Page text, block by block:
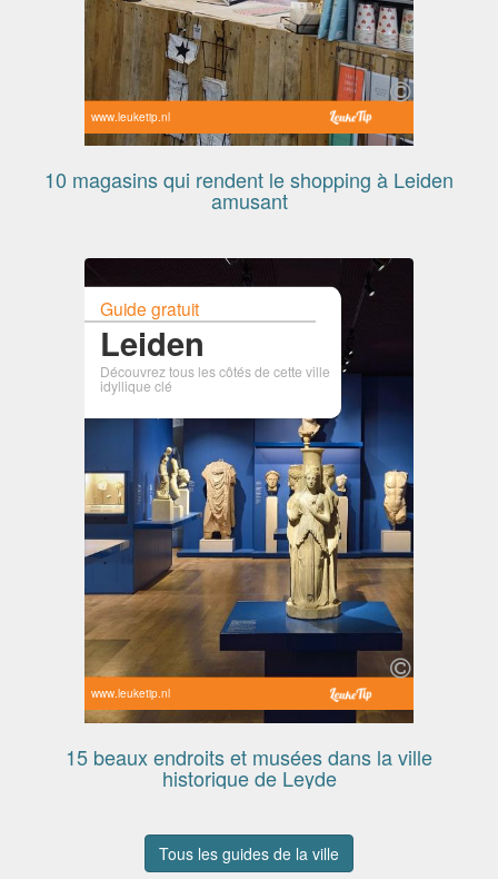
www.leuketip.nl
10 magasins qui rendent le shopping à Leiden
amusant
Guide gratuit
Leiden
Découvrez tous les côtés de cette ville
idyllique clé
www.leuketip.nl
15 beaux endroits et musées dans la ville
historique de Leyde
Tous les guides de la ville